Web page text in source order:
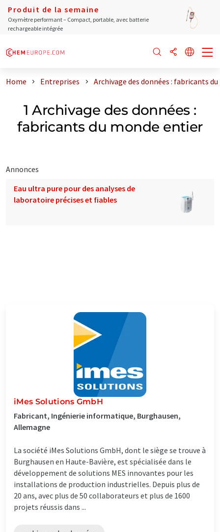
Produit de la semaine
Oxymètre performant – Compact, portable, avec batterie
rechargeable intégrée
Home Entreprises Archivage des données : fabricants
1 Archivage des données :
fabricants du monde entier
Annonces
Eau ultra pure pour des analyses de
laboratoire précises et fiables
iMes Solutions GmbH
Fabricant, Ingénierie informatique, Burghausen,
Allemagne
La société iMes Solutions GmbH, dont le siège se trouve à
Burghausen en Haute-Bavière, est spécialisée dans le
développement de solutions MES innovantes pour les
installations de production industrielles. Depuis plus de
20 ans, avec plus de 50 collaborateurs et plus de 1600
projets réussis dans ...